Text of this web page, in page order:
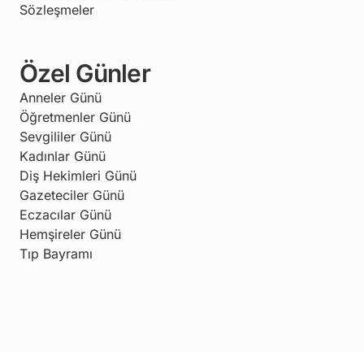
Sözleşmeler
Özel Günler
Anneler Günü
Öğretmenler Günü
Sevgililer Günü
Kadınlar Günü
Diş Hekimleri Günü
Gazeteciler Günü
Eczacılar Günü
Hemşireler Günü
Tıp Bayramı